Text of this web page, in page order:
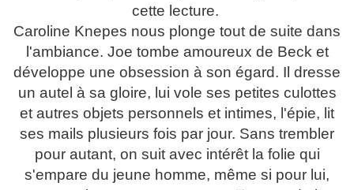
cette lecture.
Caroline Knepes nous plonge tout de suite dans
l'ambiance. Joe tombe amoureux de Beck et
développe une obsession à son égard. Il dresse
un autel à sa gloire, lui vole ses petites culottes
et autres objets personnels et intimes, l'épie, lit
ses mails plusieurs fois par jour. Sans trembler
pour autant, on suit avec intérêt la folie qui
s'empare du jeune homme, même si pour lui,